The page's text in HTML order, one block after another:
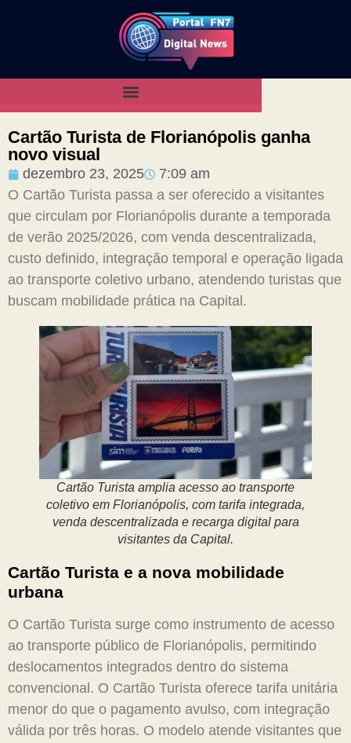
Cartão Turista de Florianópolis ganha
novo visual
dezembro 23, 2025
7:09 am
O Cartão Turista passa a ser oferecido a visitantes
que circulam por Florianópolis durante a temporada
de verão 2025/2026, com venda descentralizada,
custo definido, integração temporal e operação ligada
ao transporte coletivo urbano, atendendo turistas que
buscam mobilidade prática na Capital.
Cartão Turista amplia acesso ao transporte
coletivo em Florianópolis, com tarifa integrada,
venda descentralizada e recarga digital para
visitantes da Capital.
Cartão Turista e a nova mobilidade
urbana
O Cartão Turista surge como instrumento de acesso
ao transporte público de Florianópolis, permitindo
deslocamentos integrados dentro do sistema
convencional. O Cartão Turista oferece tarifa unitária
menor do que o pagamento avulso, com integração
válida por três horas. O modelo atende visitantes que